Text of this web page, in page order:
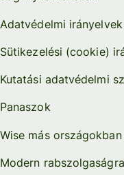
Adatvédelmi irányelvek
Sütikezelési (cookie)
Kutatási adatvédelmi
Panaszok
Wise más országokban
Modern